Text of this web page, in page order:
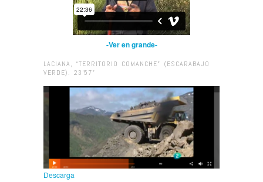
-Ver en grande-
LACIANA, “TERRITORIO COMANCHE” (ESCARABAJO
VERDE). 23’57”
Descarga